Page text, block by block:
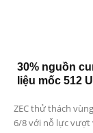
30% nguồn
liệu mốc 512
ZEC thử thách
6/8 với nỗ lực vượt